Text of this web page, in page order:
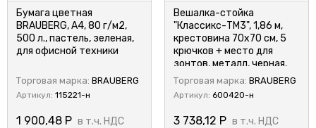
Бумага цветная
BRAUBERG, А4, 80 г/м2,
500 л., пастель, зеленая,
для офисной техники
Торговая марка: BRAUBERG
Артикул: 115221-н
1 900,48 Р в т.ч. НДС
Вешалка-стойка
"Классикс-ТМ3", 1,86 м,
крестовина 70х70 см, 5
крючков + место для
зонтов, металл, черная,
Классик-ТМ3,чер
Торговая марка: BRAUBERG
Артикул: 600420-н
3 738,12 Р в т.ч. НДС